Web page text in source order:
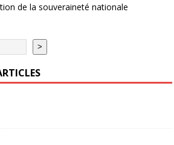
de la souveraineté nationale
>